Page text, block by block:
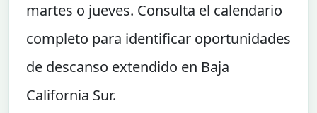
martes o jueves. Consulta el calendario
completo para identificar oportunidades
de descanso extendido en Baja
California Sur.